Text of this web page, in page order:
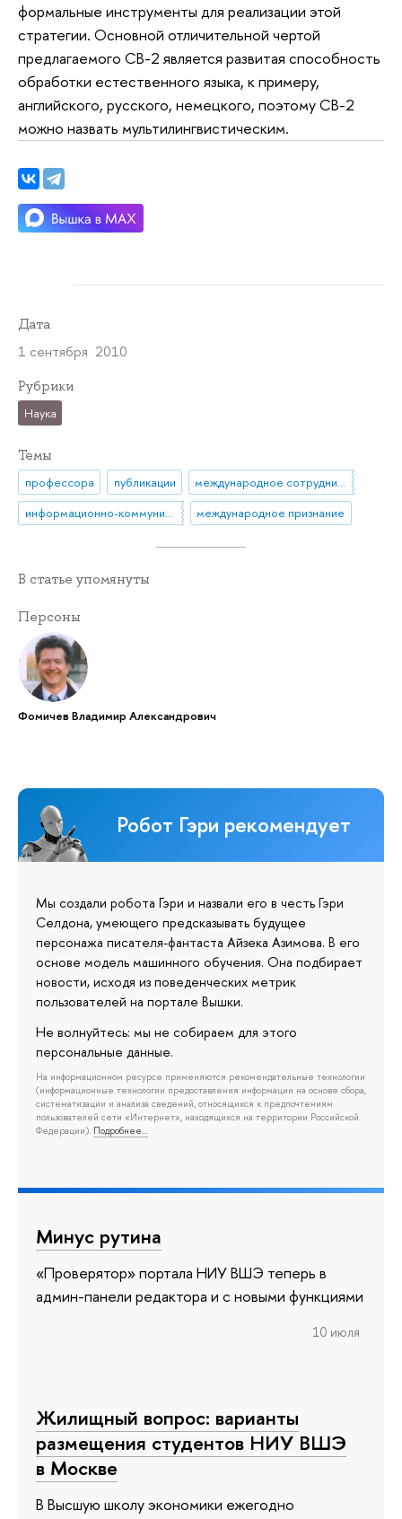
формальные инструменты для реализации этой
стратегии. Основной отличительной чертой
предлагаемого СВ-2 является развитая способность
обработки естественного языка, к примеру,
английского, русского, немецкого, поэтому СВ-2
можно назвать мультилингвистическим.
Дата
1 сентября 2010
Рубрики
Наука
Темы
профессора публикации
международное сотрудничество
информационно-коммуникационные технологии
международное признание
В статье упомянуты
Персоны
Фомичев Владимир Александрович
Робот Гэри рекомендует
Мы создали робота Гэри и назвали его в честь Гэри
Селдона, умеющего предсказывать будущее
персонажа писателя-фантаста Айзека Азимова. В его
основе модель машинного обучения. Она подбирает
новости, исходя из поведенческих метрик
пользователей на портале Вышки.
Не волнуйтесь: мы не собираем для этого
персональные данные.
На информационном ресурсе применяются рекомендательные технологии
(информационные технологии предоставления информации на основе сбора,
систематизации и анализа сведений, относящихся к предпочтениям
пользователей сети «Интернет», находящихся на территории Российской
Федерации). Подробнее…
Минус рутина
«Проверятор» портала НИУ ВШЭ теперь в
админ-панели редактора и с новыми функциями
10 июля
Жилищный вопрос: варианты
размещения студентов НИУ ВШЭ
в Москве
В Высшую школу экономики ежегодно